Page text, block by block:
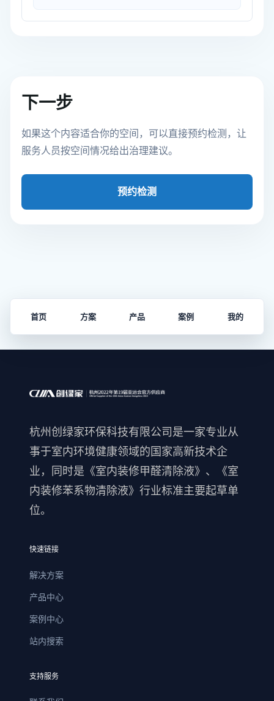
下一步
如果这个内容适合你的空间，可以直接预约检测，让
服务人员按空间情况给出治理建议。
预约检测
首页 方案 产品 案例 我的
杭州创绿家环保科技有限公司是一家专业从
事于室内环境健康领域的国家高新技术企
业，同时是《室内装修甲醛清除液》、《室
内装修苯系物清除液》行业标准主要起草单
位。
快速链接
解决方案
产品中心
案例中心
站内搜索
支持服务